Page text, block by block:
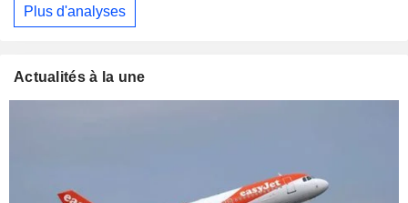
Plus d'analyses
Actualités à la une